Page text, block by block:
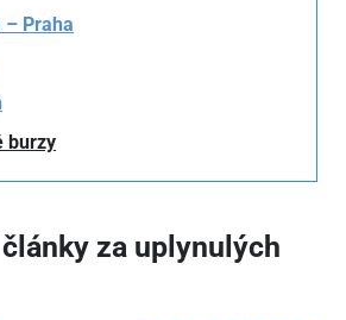
– Praha
burzy
za uplynulých